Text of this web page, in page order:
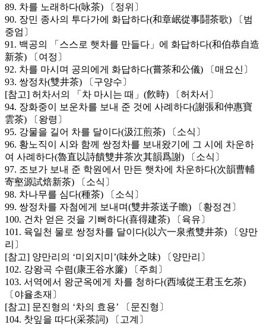
89. 차를 노래하다(咏茶) 〔정위〕
90. 장민 종사의 투다가에 화답하다(和章岷從事鬪茶歌) 〔범
중엄〕
91. 백공의 「스스로 햇차를 만들다」에 화답하다(和伯恭自造
新茶) 〔여정〕
92. 차를 마시며 공의에게 화답하다(嘗茶和公儀) 〔매요신〕
93. 쌍정차(雙井茶) 〔구양수〕
[참고] 허차서의 「차 마시는 때」(飮時) 〔허차서〕
94. 장화중이 보운차를 보내 준 것에 사례하다(謝張和仲惠寶
雲茶) 〔왕령〕
95. 강물을 길어 차를 달이다(汲江煎茶) 〔소식〕
96. 황노직이 시와 함께 쌍정차를 보내왔기에 그 시에 차운하
여 사례하다(魯直以詩饋雙井茶次其韻爲謝) 〔소식〕
97. 조보가 보내 준 학원에서 만든 햇차에 차운하다(次韻曹輔
寄壑源試焙新茶) 〔소식〕
98. 차나무를 심다(種茶) 〔소식〕
99. 쌍정차를 자첨에게 보내며(雙井茶送子瞻) 〔황정견〕
100. 건차 얻은 것을 기뻐하다(喜得建茶) 〔육유〕
101. 육일천 물로 쌍정차를 달이다(以六一泉煮雙井茶) 〔양만
리〕
[참고] 양만리의 ‘미외지미’(味外之味) 〔양만리〕
102. 강왕곡 수렴(康王谷水簾) 〔주희〕
103. 서역에서 왕군옥에게 차를 청하다(西域從王君玉乞茶)
〔야율초재〕
[참고] 문진형의 ‘차의 효용’ 〔문진형〕
104. 찻잎을 따다(采茶詞) 〔고계〕